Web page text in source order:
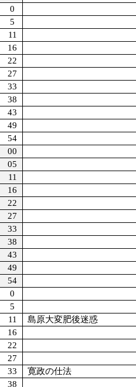
0
5
11
16
22
27
33
38
43
49
54
00
05
11
16
22
27
33
38
43
49
54
0
5
11
島原大変肥後迷惑
16
22
27
33
寛政の仕法
38